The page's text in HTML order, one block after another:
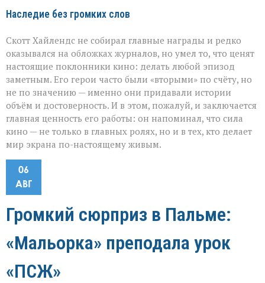
Наследие без громких слов
Скотт Хайлендс не собирал главные награды и редко
оказывался на обложках журналов, но умел то, что ценят
настоящие поклонники кино: делать любой эпизод
заметным. Его герои часто были «вторыми» по счёту, но
не по значению — именно они придавали истории
объём и достоверность. И в этом, пожалуй, и заключается
главная ценность его работы: он напоминал, что сила
кино — не только в главных ролях, но и в тех, кто делает
мир экрана по-настоящему живым.
06
АВГ
Громкий сюрприз в Пальме:
«Мальорка» преподала урок
«ПСЖ»